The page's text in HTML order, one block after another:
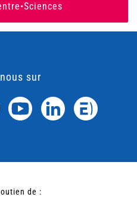
sur
de :